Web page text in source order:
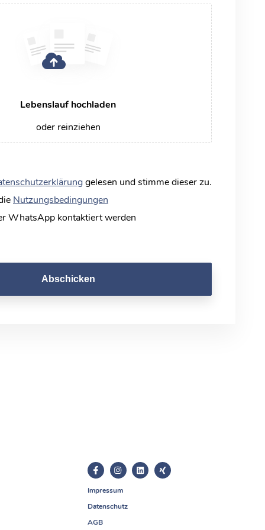
Lebenslauf hochladen
oder reinziehen
gelesen und stimme dieser zu.
Nutzungsbedingungen
WhatsApp kontaktiert werden
Abschicken
Impressum
Datenschutz
AGB